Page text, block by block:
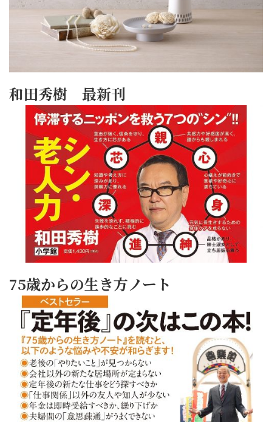
和田秀樹 最新刊
75歳からの生き方ノート